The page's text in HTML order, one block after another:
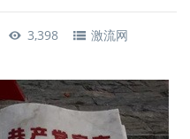
3,398
激流网